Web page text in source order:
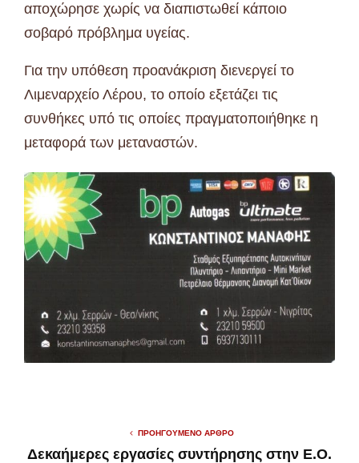
αποχώρησε χωρίς να διαπιστωθεί κάποιο
σοβαρό πρόβλημα υγείας.
Για την υπόθεση προανάκριση διενεργεί το
Λιμεναρχείο Λέρου, το οποίο εξετάζει τις
συνθήκες υπό τις οποίες πραγματοποιήθηκε η
μεταφορά των μεταναστών.
ΠΡΟΗΓΟΎΜΕΝΟ ΆΡΘΡΟ
Δεκαήμερες εργασίες συντήρησης στην Ε.Ο.